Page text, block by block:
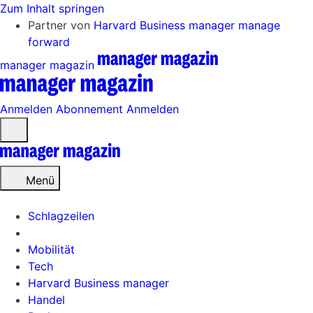
Zum Inhalt springen
Partner von Harvard Business manager manage
forward
manager magazin
Anmelden Abonnement Anmelden
öffnen
Menü
Schlagzeilen
Mobilität
Tech
Harvard Business manager
Handel